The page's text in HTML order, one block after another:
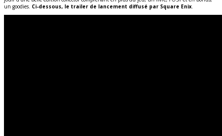
un goodies. Ci-dessous, le trailer de lancement diffusé par Square Enix.